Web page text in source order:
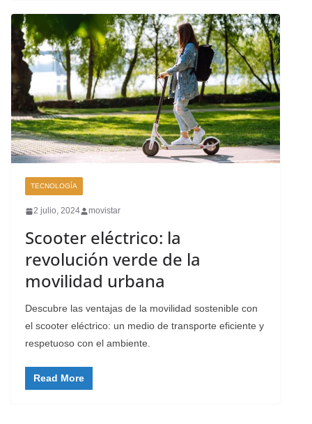
TECNOLOGÍA
2 julio, 2024 movistar
Scooter eléctrico: la
revolución verde de la
movilidad urbana
Descubre las ventajas de la movilidad sostenible con
el scooter eléctrico: un medio de transporte eficiente y
respetuoso con el ambiente.
Read More